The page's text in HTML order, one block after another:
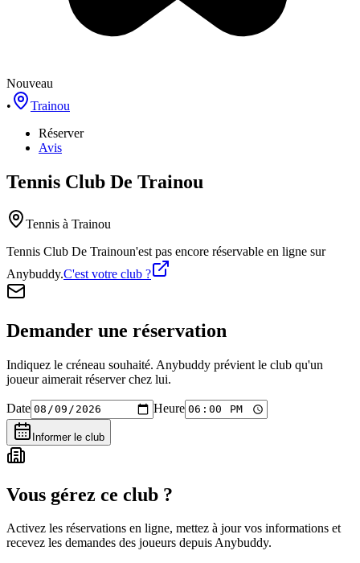
Nouveau
•
Trainou
Réserver
Avis
Tennis Club De Trainou
Tennis à Trainou
Tennis Club De Trainoun'est pas encore réservable en ligne sur
Anybuddy.C'est votre club ?
Demander une réservation
Indiquez le créneau souhaité. Anybuddy prévient le club qu'un
joueur aimerait réserver chez lui.
Date Heure
Informer le club
Vous gérez ce club ?
Activez les réservations en ligne, mettez à jour vos informations et
recevez les demandes des joueurs depuis Anybuddy.